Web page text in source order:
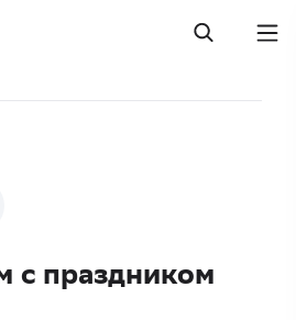
с праздником